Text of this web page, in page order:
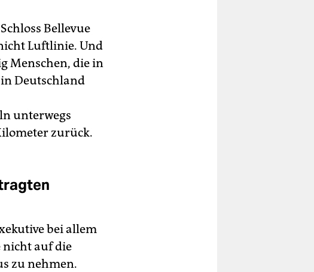
Bellevue
Luftlinie. Und
Menschen, die in
Deutschland
unterwegs
zurück.
bei allem
nicht auf die
zu nehmen.